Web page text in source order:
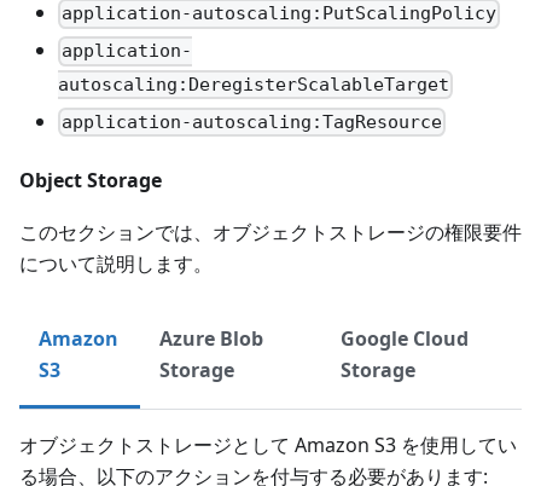
application-autoscaling:PutScalingPolicy
application-
autoscaling:DeregisterScalableTarget
application-autoscaling:TagResource
Object Storage
このセクションでは、オブジェクトストレージの権限要件
について説明します。
Amazon
S3
Azure Blob
Storage
Google Cloud
Storage
オブジェクトストレージとして Amazon S3 を使用してい
る場合、以下のアクションを付与する必要があります: